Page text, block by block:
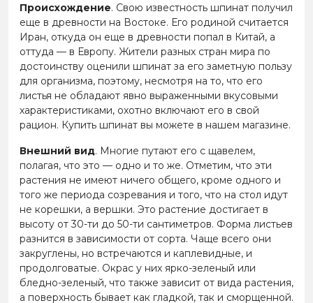
Происхождение. Свою известность шпинат получил
еще в древности на Востоке. Его родиной считается
Иран, откуда он еще в древности попал в Китай, а
оттуда — в Европу. Жители разных стран мира по
достоинству оценили шпинат за его заметную пользу
для организма, поэтому, несмотря на то, что его
листья не обладают явно выраженными вкусовыми
характеристиками, охотно включают его в свой
рацион. Купить шпинат вы можете в нашем магазине.
Внешний вид. Многие путают его с щавелем,
полагая, что это — одно и то же. Отметим, что эти
растения не имеют ничего общего, кроме одного и
того же периода созревания и того, что на стол идут
не корешки, а вершки. Это растение достигает в
высоту от 30-ти до 50-ти сантиметров. Форма листьев
разнится в зависимости от сорта. Чаще всего они
закруглены, но встречаются и каплевидные, и
продолговатые. Окрас у них ярко-зеленый или
бледно-зеленый, что также зависит от вида растения,
а поверхность бывает как гладкой, так и сморщенной.